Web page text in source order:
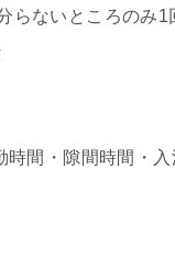
らないところのみ1
間・隙間時間・